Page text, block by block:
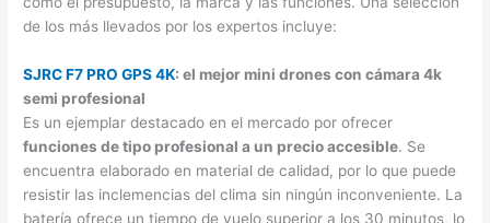
de los más llevados por los expertos incluye:
SJRC F7 PRO GPS 4K: el mejor mini drones con cámara 4k
semi profesional
Es un ejemplar destacado en el mercado por ofrecer
funciones de tipo profesional a un precio accesible. Se
encuentra elaborado en material de calidad, por lo que puede
resistir las inclemencias del clima sin ningún inconveniente. La
batería ofrece un tiempo de vuelo superior a los 30 minutos, lo